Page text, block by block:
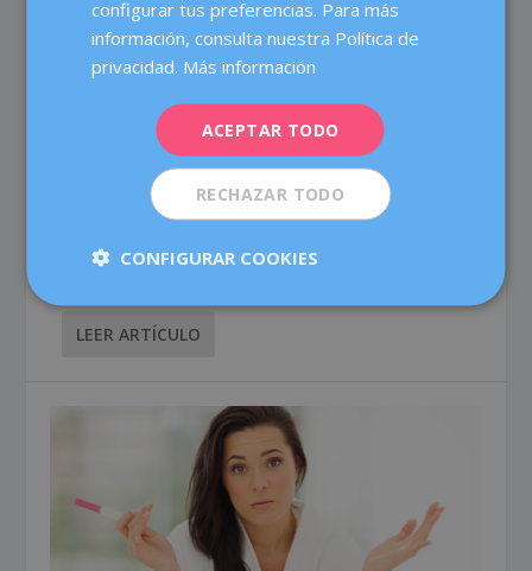
¿QUÉ SABES DE TU ÚTERO?
Dexeus Mujer|Mar 24, 2021|Actualidad
Es el órgano más grande de nuestro sistema
reproductor, pero la mayoría no sabríamos describir
muy...
LEER ARTÍCULO
configurar tus preferencias. Para más
información, consulta nuestra Política de
privacidad. Más información
ACEPTAR TODO
RECHAZAR TODO
CONFIGURAR COOKIES